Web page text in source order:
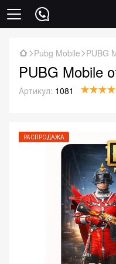
Pubg Mobile PUBG
PUBG Mobile
Артикул: 1081
РАСПРОДАЖА